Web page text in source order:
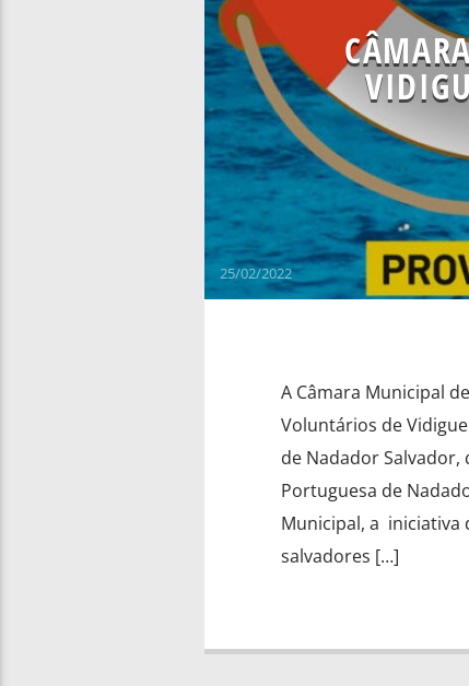
25/02/2022
A Câmara Municipal
Voluntários de
de Nadador Salvador,
Portuguesa de
Municipal, a iniciativa
salvadores […]